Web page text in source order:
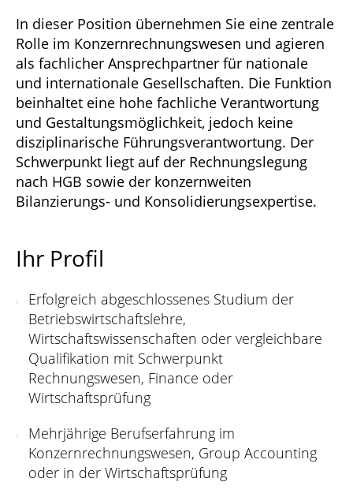
In dieser Position übernehmen Sie eine zentrale
Rolle im Konzernrechnungswesen und agieren
als fachlicher Ansprechpartner für nationale
und internationale Gesellschaften. Die Funktion
beinhaltet eine hohe fachliche Verantwortung
und Gestaltungsmöglichkeit, jedoch keine
disziplinarische Führungsverantwortung. Der
Schwerpunkt liegt auf der Rechnungslegung
nach HGB sowie der konzernweiten
Bilanzierungs- und Konsolidierungsexpertise.
Ihr Profil
Erfolgreich abgeschlossenes Studium der
Betriebswirtschaftslehre,
Wirtschaftswissenschaften oder vergleichbare
Qualifikation mit Schwerpunkt
Rechnungswesen, Finance oder
Wirtschaftsprüfung
Mehrjährige Berufserfahrung im
Konzernrechnungswesen, Group Accounting
oder in der Wirtschaftsprüfung